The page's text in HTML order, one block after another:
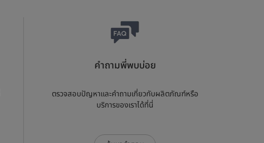
คำถามพี่พบบ่อย
ตรวจสอบปัญหาและคำถามเกี่ยวกับผลิตภัณฑ์หรือ
บริการของเราได้ที่นี่